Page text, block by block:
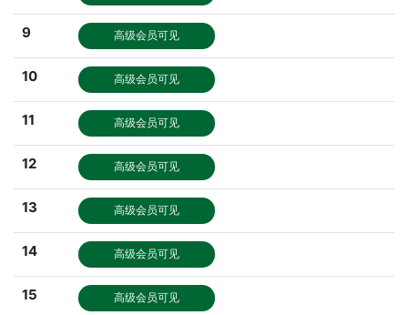
9 高级会员可见
10 高级会员可见
11 高级会员可见
12 高级会员可见
13 高级会员可见
14 高级会员可见
15 高级会员可见